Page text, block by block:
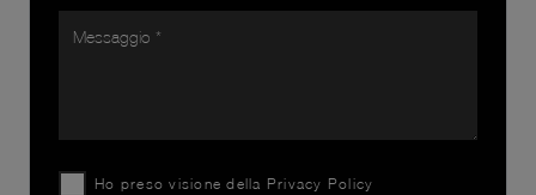
Ho preso visione della Privacy Policy